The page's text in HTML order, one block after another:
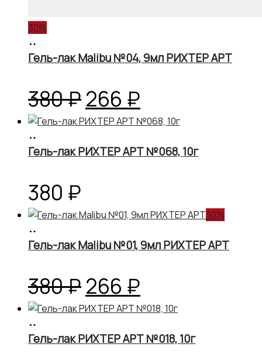
30%
корзину
Гель-лак Malibu №04, 9мл РИХТЕР АРТ
380₽Первоначальная
цена
составляла
266 ₽
цена:
266 ₽.
корзину
Гель-лак РИХТЕР АРТ №068, 10г
380 ₽
30%
корзину
Гель-лак Malibu №01, 9мл РИХТЕР АРТ
380₽Первоначальная
цена
составляла
266 ₽
цена:
266 ₽.
корзину
Гель-лак РИХТЕР АРТ №018, 10г